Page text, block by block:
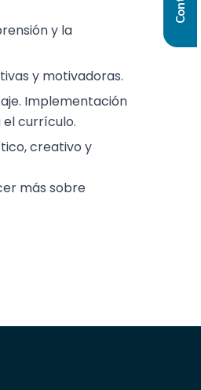
y la
y motivadoras.
Implementación
currículo.
creativo y
más sobre